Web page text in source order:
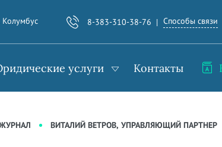
Колумбус 8-383-310-38-76 Способы связи
услуги Контакты
ВИТАЛИЙ ВЕТРОВ, УПРАВЛЯЮЩИЙ ПАРТНЕР